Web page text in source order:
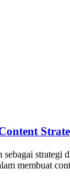
membuat